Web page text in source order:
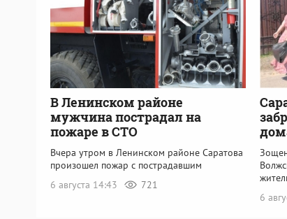
В Ленинском районе
мужчина пострадал на
пожаре в СТО
Вчера утром в Ленинском районе Саратова
произошел пожар с пострадавшим
6 августа 14:43
721
6